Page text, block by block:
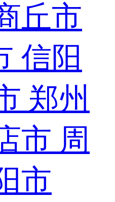
丘市
信阳
郑州
市 周
市